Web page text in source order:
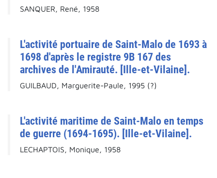
SANQUER, René, 1958
L'activité portuaire de Saint-Malo de 1693 à
1698 d'après le registre 9B 167 des
archives de l'Amirauté. [Ille-et-Vilaine].
GUILBAUD, Marguerite-Paule, 1995 (?)
L'activité maritime de Saint-Malo en temps
de guerre (1694-1695). [Ille-et-Vilaine].
LECHAPTOIS, Monique, 1958